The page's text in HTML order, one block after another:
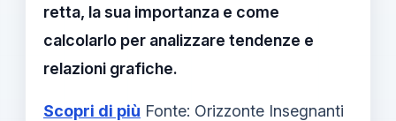
retta, la sua importanza e come
calcolarlo per analizzare tendenze e
relazioni grafiche.
Scopri di più Fonte: Orizzonte Insegnanti